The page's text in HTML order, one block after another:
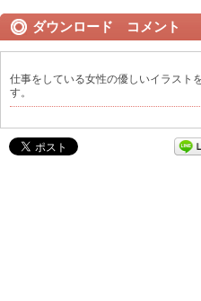
ダウンロード コメント
仕事をしている女性の優しいイラスト
す。